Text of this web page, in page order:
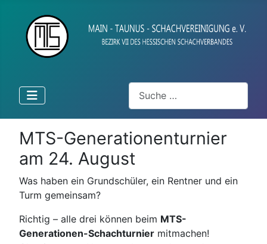
Suchen
MTS-Generationenturnier
am 24. August
Was haben ein Grundschüler, ein Rentner und ein
Turm gemeinsam?
Richtig – alle drei können beim MTS-
Generationen-Schachturnier mitmachen!